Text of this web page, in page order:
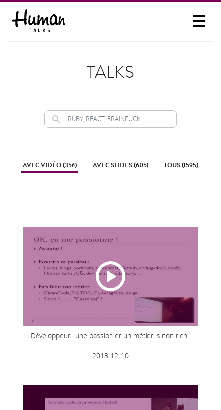
☰
PARTICIPER
TALKS
AVEC VIDÉO (356) AVEC SLIDES (605) TOUS (1595)
Développeur : une passion et un métier, sinon rien !
2013-12-10